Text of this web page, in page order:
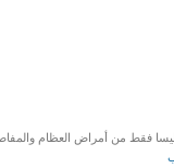
فقط من أمراض العظام